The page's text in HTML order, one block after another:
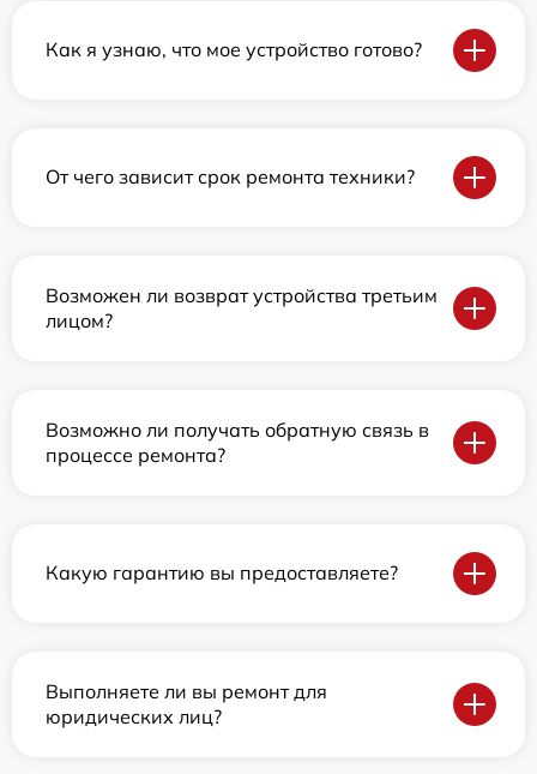
Как я узнаю, что мое устройство готово?
От чего зависит срок ремонта техники?
Возможен ли возврат устройства третьим
лицом?
Возможно ли получать обратную связь в
процессе ремонта?
Какую гарантию вы предоставляете?
Выполняете ли вы ремонт для
юридических лиц?